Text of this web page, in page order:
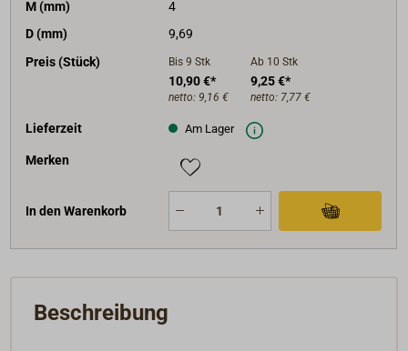
M (mm)
4
D (mm)
9,69
Preis (Stück)
Bis 9 Stk
10,90 €*
netto: 9,16 €
Ab 10 Stk
9,25 €*
netto: 7,77 €
Lieferzeit Am Lager
Merken
In den Warenkorb
Beschreibung